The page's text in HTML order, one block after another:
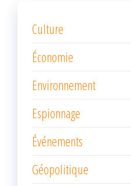
Culture
Économie
Environnement
Espionnage
Événements
Géopolitique